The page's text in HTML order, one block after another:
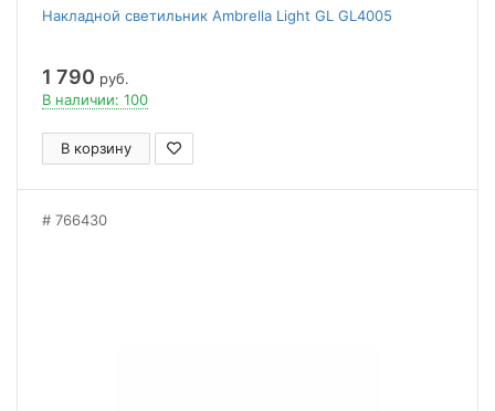
Накладной светильник Ambrella Light GL GL4005
1 790 руб.
В наличии: 100
В корзину
766430